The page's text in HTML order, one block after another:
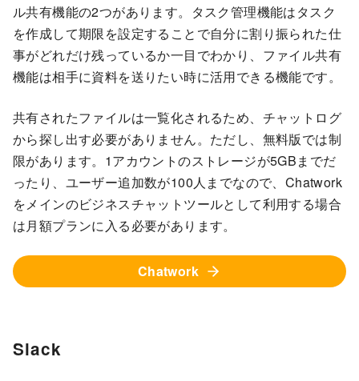
ル共有機能の2つがあります。タスク管理機能はタスク
を作成して期限を設定することで自分に割り振られた仕
事がどれだけ残っているか一目でわかり、ファイル共有
機能は相手に資料を送りたい時に活用できる機能です。
共有されたファイルは一覧化されるため、チャットログ
から探し出す必要がありません。ただし、無料版では制
限があります。1アカウントのストレージが5GBまでだ
ったり、ユーザー追加数が100人までなので、Chatwork
をメインのビジネスチャットツールとして利用する場合
は月額プランに入る必要があります。
Chatwork
Slack